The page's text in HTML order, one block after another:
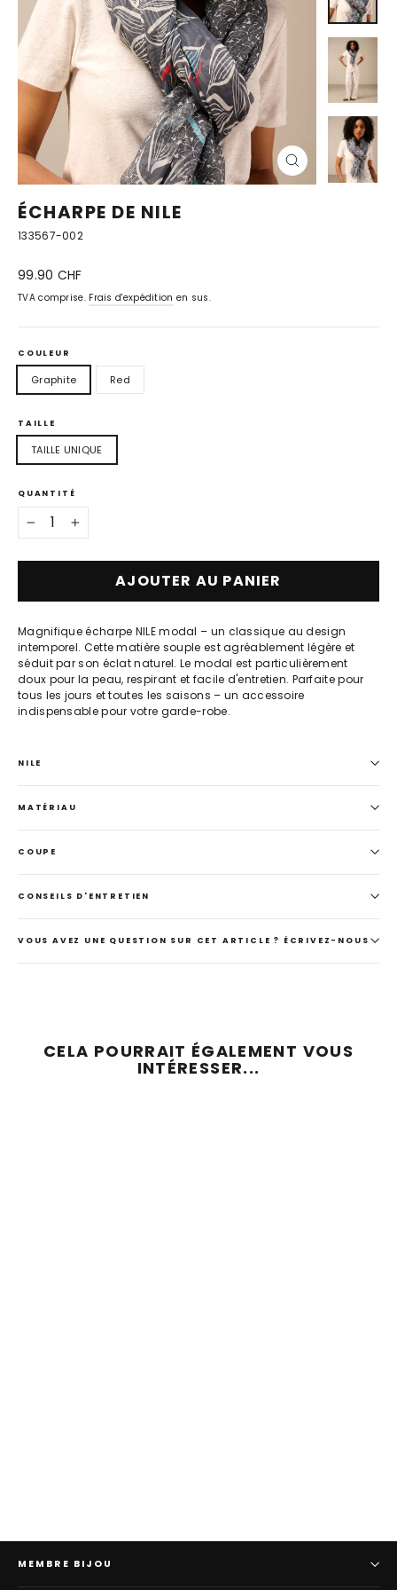
FERMER
(ESC)
ÉCHARPE DE NILE
133567-002
Prix
99.90 CHF
TVA comprise. Frais d'expédition en sus.
COULEUR
Graphite Red
TAILLE
TAILLE UNIQUE
QUANTITÉ
+
AJOUTER AU PANIER
Magnifique écharpe NILE modal – un classique au design
intemporel. Cette matière souple est agréablement légère et
séduit par son éclat naturel. Le modal est particulièrement
doux pour la peau, respirant et facile d'entretien. Parfaite pour
tous les jours et toutes les saisons – un accessoire
indispensable pour votre garde-robe.
NILE
MATÉRIAU
COUPE
CONSEILS D'ENTRETIEN
VOUS AVEZ UNE QUESTION SUR CET ARTICLE ? ÉCRIVEZ-NOUS
CELA POURRAIT ÉGALEMENT VOUS
INTÉRESSER...
MEMBRE BIJOU